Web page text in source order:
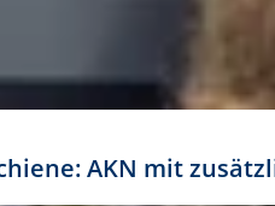
AKN mit